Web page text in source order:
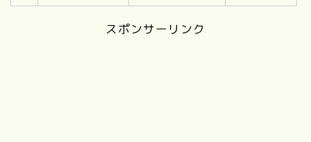
スポンサーリンク